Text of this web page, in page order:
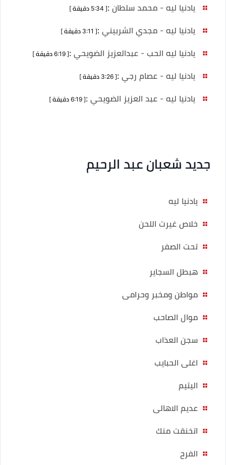
يادنيا ليه - محمد سلطان :[ 5:34 دقيقة ]
يادنيا ليه - مجدي الشربيني :[ 3:11 دقيقة ]
يادنيا ليه الحب - عبدالعزيز الضويحي :[ 6:19 دقيقة ]
يادنيا ليه - عصام رجي :[ 3:26 دقيقة ]
يادنيا ليه - عبد العزيز الضويحي :[ 6:19 دقيقة ]
جديد شعبان عبد الرحيم
يادنيا ليه
خلاص غيرت اللحن
تحت الصفر
هبطل السجاير
مواطن ومخبر وحرامى
موال الصاحب
سجن العذاب
اغلى الحبايب
اليتيم
عديم الاهالى
اتخنقت منك
الفرح